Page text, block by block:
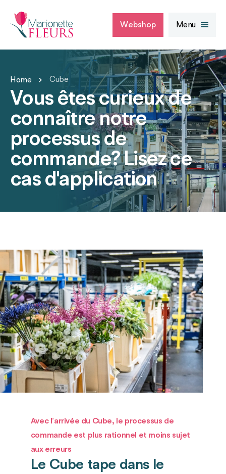
naar
inhoud
Webshop Menu
Home Cube
Vous êtes curieux de
connaître notre
processus de
commande? Lisez ce
cas d'application
Avec l’arrivée du Cube, le processus de
commande est plus rationnel et moins sujet
aux erreurs
Le Cube tape dans le